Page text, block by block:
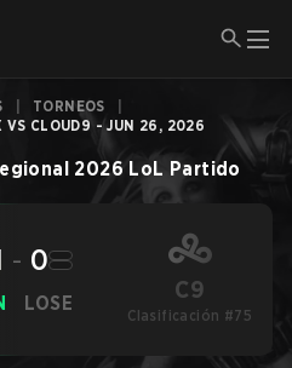
TORNEOS
VS CLOUD9 - JUN 26, 2026
2026 LoL Partido
- 0
LOSE C9
Clasificación #75